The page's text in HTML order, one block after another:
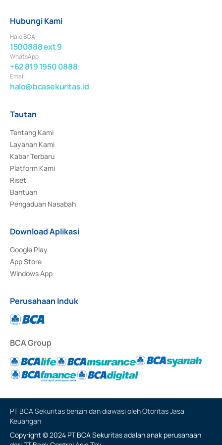
Hubungi Kami
Halo BCA
1500888 ext 9
WhatsApp
+62 819 1950 0888
Email
halo@bcasekuritas.id
Tautan
Tentang Kami
Layanan Kami
Kabar Terbaru
Platform Kami
Riset
Bantuan
Pengaduan Nasabah
Download Aplikasi
Google Play
App Store
Windows App
Perusahaan Induk
BCA Group
PT BCA Sekuritas berizin dan diawasi oleh Otoritas Jasa
Keuangan
Copyright © 2024 PT BCA Sekuritas adalah anak perusahaan